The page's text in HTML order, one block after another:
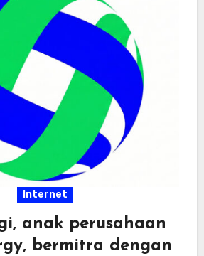
Internet
anak perusahaan
bermitra dengan